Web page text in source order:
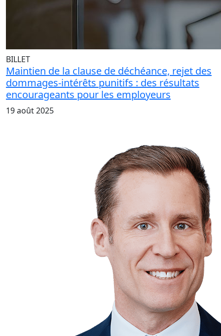
BILLET
Maintien de la clause de déchéance, rejet des
dommages-intérêts punitifs : des résultats
encourageants pour les employeurs
19 août 2025